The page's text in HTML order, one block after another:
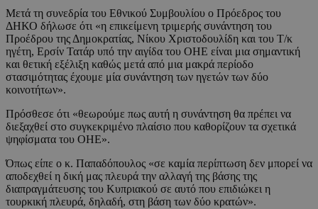
Μετά τη συνεδρία του Εθνικού Συμβουλίου ο Πρόεδρος του
ΔΗΚΟ δήλωσε ότι «η επικείμενη τριμερής συνάντηση του
Προέδρου της Δημοκρατίας, Νίκου Χριστοδουλίδη και του Τ/κ
ηγέτη, Ερσίν Τατάρ υπό την αιγίδα του ΟΗΕ είναι μια σημαντική
και θετική εξέλιξη καθώς μετά από μια μακρά περίοδο
στασιμότητας έχουμε μία συνάντηση των ηγετών των δύο
κοινοτήτων».
Πρόσθεσε ότι «θεωρούμε πως αυτή η συνάντηση θα πρέπει να
διεξαχθεί στο συγκεκριμένο πλαίσιο που καθορίζουν τα σχετικά
ψηφίσματα του ΟΗΕ».
Όπως είπε ο κ. Παπαδόπουλος «σε καμία περίπτωση δεν μπορεί να
αποδεχθεί η δική μας πλευρά την αλλαγή της βάσης της
διαπραγμάτευσης του Κυπριακού σε αυτό που επιδιώκει η
τουρκική πλευρά, δηλαδή, στη βάση των δύο κρατών».